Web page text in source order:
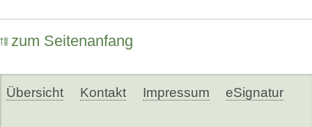
zum Seitenanfang
Übersicht Kontakt Impressum eSignatur